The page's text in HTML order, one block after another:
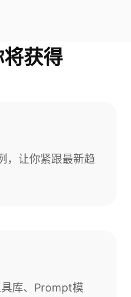
获得
，让你紧跟最新趋
库、Prompt模